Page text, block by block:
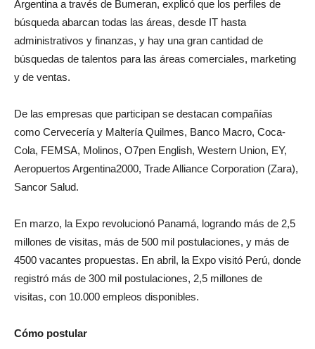
Argentina a través de Bumeran, explicó que los perfiles de
búsqueda abarcan todas las áreas, desde IT hasta
administrativos y finanzas, y hay una gran cantidad de
búsquedas de talentos para las áreas comerciales, marketing
y de ventas.
De las empresas que participan se destacan compañías
como Cervecería y Maltería Quilmes, Banco Macro, Coca-
Cola, FEMSA, Molinos, O7pen English, Western Union, EY,
Aeropuertos Argentina2000, Trade Alliance Corporation (Zara),
Sancor Salud.
En marzo, la Expo revolucionó Panamá, logrando más de 2,5
millones de visitas, más de 500 mil postulaciones, y más de
4500 vacantes propuestas. En abril, la Expo visitó Perú, donde
registró más de 300 mil postulaciones, 2,5 millones de
visitas, con 10.000 empleos disponibles.
Cómo postular